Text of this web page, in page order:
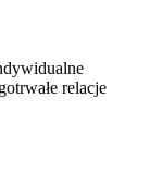
relacje